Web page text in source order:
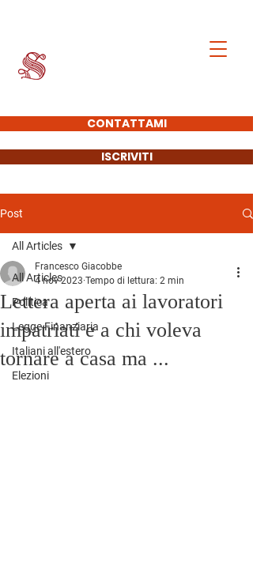
CONTATTAMI
ISCRIVITI
Post
All Articles
Politica
Legge Finanziaria
Italiani all'estero
Elezioni
All Articles
Lettera aperta ai lavoratori
impatriati e a chi voleva
tornare a casa ma ...
Francesco Giacobbe
4 nov 2023 Tempo di lettura: 2 min